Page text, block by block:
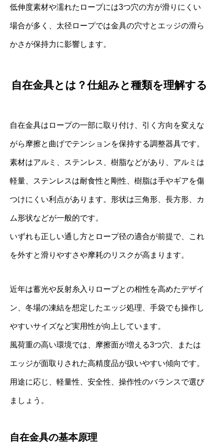
低伸度素材や濡れたロープには3つ穴の方が滑りにくい
場合が多く、太径ロープでは金具の穴寸とエッジの滑ら
かさが保持力に影響します。
自在金具とは？仕組みと種類を理解する
自在金具はロープの一部に取り付け、引く方向を変えな
がら摩擦と曲げでテンションを保持する調整器具です。
素材はアルミ、ステンレス、樹脂などがあり、アルミは
軽量、ステンレスは耐食性と剛性、樹脂は手やギアを傷
つけにくい利点があります。形状は三角形、長方形、カ
ム形状などが一般的です。
いずれも正しい通し方とロープ径の適合が前提で、これ
を外すと滑りやすさや摩耗のリスクが高まります。
近年は蓄光や反射糸入りロープとの相性を高めたデザイ
ン、冬場の凍結を想定したエッジ処理、手袋でも操作し
やすいサイズなど実用性が向上しています。
風荷重の高い環境では、摩擦面が増える3つ穴、または
エッジが面取りされた高精度品が扱いやすい傾向です。
用途に応じ、軽量性、安全性、操作性のバランスで選び
ましょう。
自在金具の基本原理